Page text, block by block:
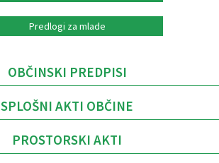
Predlogi za mlade
OBČINSKI PREDPISI
SPLOŠNI AKTI OBČINE
PROSTORSKI AKTI